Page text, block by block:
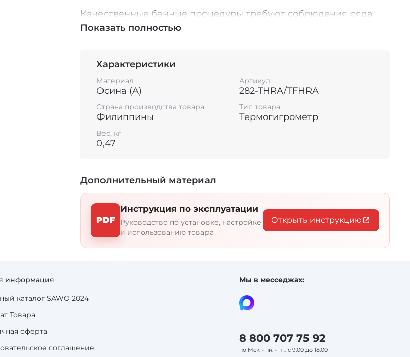
Качественные банные процедуры требуют соблюдения ряда
правил. Чтобы проведённое в парной время оказало
парения и режим влажности. Так например, если вы отдыхаете в
условиях классической финской сауны, влажность воздуха не
должна превышать 10-15% при температуре до 120 градусов.
Русская баня - это температура воздуха 60-90 градусов и
влажность в диапазоне от 45% до 65%. Хамам отличается густым
паром, создающим 90-100% влажности и температурой воздуха
до 45 градусов. Именно такие условия считаются
оптимальными.
гарантирует надёжность и точность измерений. Среди
большого количества форм и размеров каждый сможет
подобрать для себя подходящий аксессуар.
Показать полностью
Характеристики
Материал
Осина (A)
Артикул
282-THRA/TFHRA
Страна производства товара
Филиппины
Тип товара
Термогигрометр
Вес, кг
0,47
Дополнительный материал
PDF
Инструкция по эксплуатации
Руководство по установке, настройке
и использованию товара
Открыть инструкцию
информация
каталог SAWO 2024
Товара
оферта
соглашение
Мы в месседжах:
8 800 707 75 92
по Мск: - пн. - пт.: с 9:00 до 18:00